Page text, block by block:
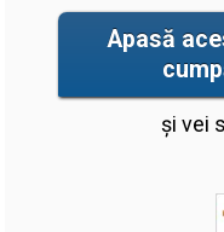
Apasă
și vei